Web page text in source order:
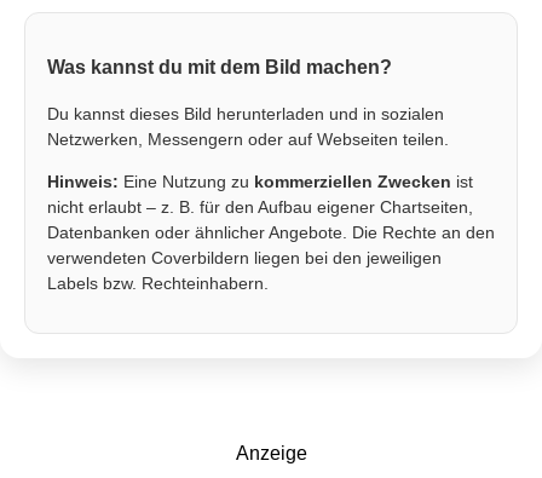
Was kannst du mit dem Bild machen?
Du kannst dieses Bild herunterladen und in sozialen
Netzwerken, Messengern oder auf Webseiten teilen.
Hinweis: Eine Nutzung zu kommerziellen Zwecken ist
nicht erlaubt – z. B. für den Aufbau eigener Chartseiten,
Datenbanken oder ähnlicher Angebote. Die Rechte an den
verwendeten Coverbildern liegen bei den jeweiligen
Labels bzw. Rechteinhabern.
Anzeige